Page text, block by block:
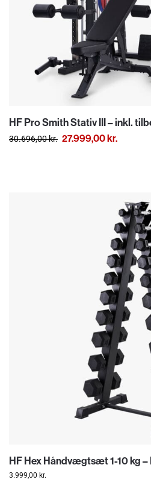
HF Pro Smith Stativ III – inkl.
30.696,00kr. 27.999,00kr.
HF Hex Håndvægtsæt 1-10 kg –
3.999,00 kr.